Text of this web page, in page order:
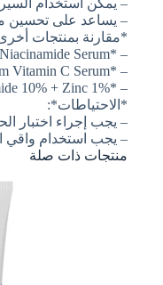
– يمكن استخدام
– يساعد على تحسين
*مقارنة بمنتجات
– *Dr. Jart+ Brightening Vitamin C And Niacinamide Serum*: يحتوي على فيتامين C ونياسيناميد لتفتيح البشرة وتحسين مظهرها.
– *Dr. Dennis Gross C+ Collagen Brighten & Firm Vitamin C Serum*: يحتوي على فيتامين C والكولاجين لتحسين مظهر البشرة وتقليل ظهور التجاعيد.
– *The Ordinary Niacinamide 10% + Zinc 1%*: يحتوي على نياسيناميد وزنك لتقليل ظهور المسام وتحسين مظهر البشرة ¹ ².
*الاحتياطات*:
– يجب إجراء اختبار
– يجب استخدام واقي
منتجات ذات صلة